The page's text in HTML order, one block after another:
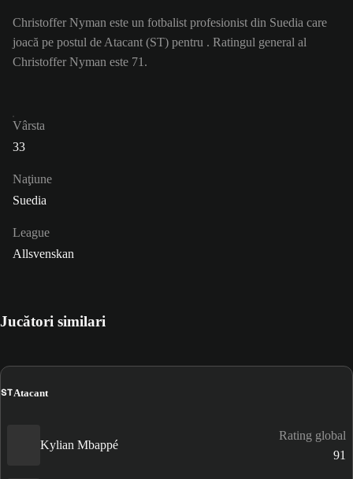
Christoffer Nyman este un fotbalist profesionist din Suedia care
joacă pe postul de Atacant (ST) pentru . Ratingul general al
Christoffer Nyman este 71.
Vârsta
33
Naţiune
Suedia
League
Allsvenskan
Jucători similari
STAtacant
Kylian Mbappé
Rating global
91